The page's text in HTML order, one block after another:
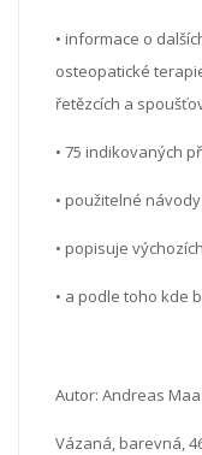
• informace o
osteopatické
řetězcích a
• 75 indikovaných
• použitelné
• popisuje
• a podle toho kde
Autor: Andreas
Vázaná, barevná,